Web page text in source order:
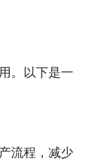
。以下是一
流程，减少